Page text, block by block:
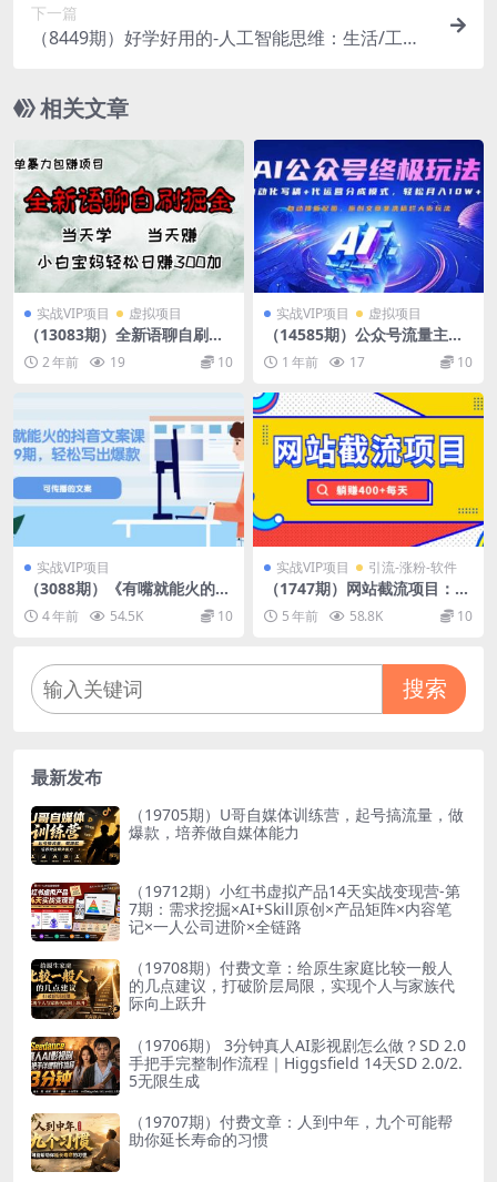
下一篇
（8449期）好学好用的-人工智能思维：生活/工作/
相关文章
实战VIP项目 虚拟项目
（13083期）全新语聊自刷掘
金项目，当天见收益，小白宝
妈每日轻松包赚300+
2 年前 19 10
实战VIP项目 虚拟项目
（14585期）公众号流量主终
极玩法：自动化写稿+代运营
分成模式，轻松月入10W+
1 年前 17 10
实战VIP项目
（3088期）《有嘴就能火的抖
音文案课》18+19期，轻松写
出爆款可传播文案
4 年前 54.5K 10
实战VIP项目 引流-涨粉-软件
（1747期）网站截流项目：自
动化快速，长久赚钱，实战3
天即可躺赚400+每天
5 年前 58.8K 10
搜索
最新发布
（19705期）U哥自媒体训练营，起号搞流量，做
爆款，培养做自媒体能力
（19712期）小红书虚拟产品14天实战变现营-第
7期：需求挖掘×AI+Skill原创×产品矩阵×内容笔
记×一人公司进阶×全链路
（19708期）付费文章：给原生家庭比较一般人
的几点建议，打破阶层局限，实现个人与家族代
际向上跃升
（19706期） 3分钟真人AI影视剧怎么做？SD 2.0
手把手完整制作流程｜Higgsfield 14天SD 2.0/2.
5无限生成
（19707期）付费文章：人到中年，九个可能帮
助你延长寿命的习惯